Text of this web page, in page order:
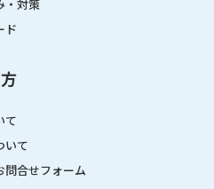
・対策
ド
て
いて
問合せフォーム